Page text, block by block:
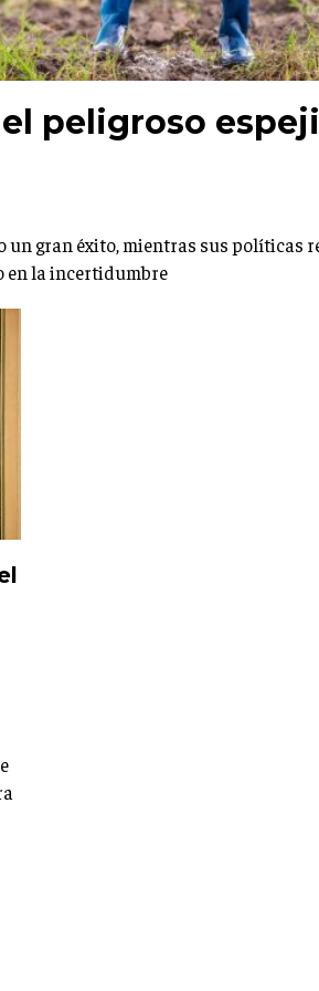
peligroso
un gran éxito, mientras sus políticas
en la incertidumbre